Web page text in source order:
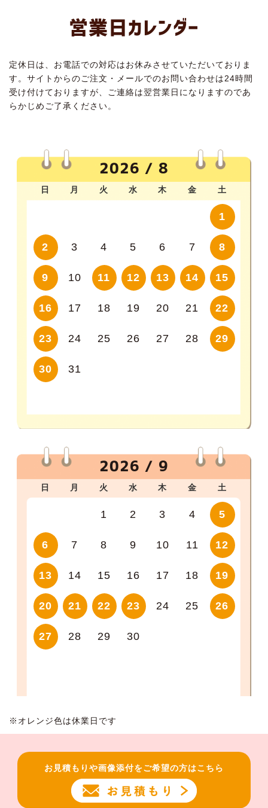
営業日カレンダー
定休日は、お電話での対応はお休みさせていただいておりま
す。サイトからのご注文・メールでのお問い合わせは24時間
受け付けておりますが、ご連絡は翌営業日になりますのであ
らかじめご了承ください。
2026 / 8
日 月 火 水 木 金 土
1
2 3 4 5 6 7 8
9 10 11 12 13 14 15
16 17 18 19 20 21 22
23 24 25 26 27 28 29
30 31
2026 / 9
日 月 火 水 木 金 土
1 2 3 4 5
6 7 8 9 10 11 12
13 14 15 16 17 18 19
20 21 22 23 24 25 26
27 28 29 30
※オレンジ色は休業日です
お見積もりや画像添付をご希望の方はこちら